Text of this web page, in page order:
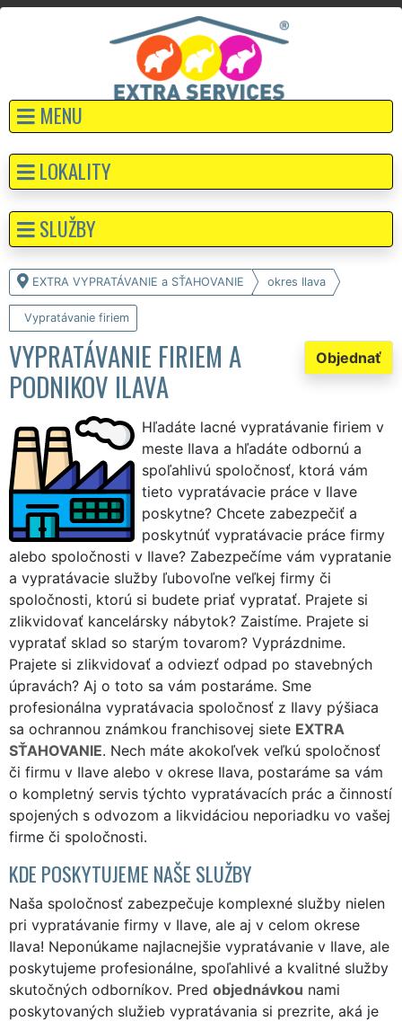
MENU
EXTRA VYPRATÁVANIE a SŤAHOVANIE okres Ilava
Vypratávanie firiem
Objednať
VYPRATÁVANIE FIRIEM A
PODNIKOV ILAVA
Hľadáte lacné vypratávanie firiem v
meste Ilava a hľadáte odbornú a
spoľahlivú spoločnosť, ktorá vám
tieto vypratávacie práce v Ilave
poskytne? Chcete zabezpečiť a
poskytnúť vypratávacie práce firmy
alebo spoločnosti v Ilave? Zabezpečíme vám vypratanie
a vypratávacie služby ľubovoľne veľkej firmy či
spoločnosti, ktorú si budete priať vypratať. Prajete si
zlikvidovať kancelársky nábytok? Zaistíme. Prajete si
vypratať sklad so starým tovarom? Vyprázdnime.
Prajete si zlikvidovať a odviezť odpad po stavebných
úpravách? Aj o toto sa vám postaráme. Sme
profesionálna vypratávacia spoločnosť z Ilavy pýšiaca
sa ochrannou známkou franchisovej siete EXTRA
SŤAHOVANIE. Nech máte akokoľvek veľkú spoločnosť
či firmu v Ilave alebo v okrese Ilava, postaráme sa vám
o kompletný servis týchto vypratávacích prác a činností
spojených s odvozom a likvidáciou neporiadku vo vašej
firme či spoločnosti.
KDE POSKYTUJEME NAŠE SLUŽBY
Naša spoločnosť zabezpečuje komplexné služby nielen
pri vypratávanie firmy v Ilave, ale aj v celom okrese
Ilava! Neponúkame najlacnejšie vypratávanie v Ilave, ale
poskytujeme profesionálne, spoľahlivé a kvalitné služby
skutočných odborníkov. Pred objednávkou nami
poskytovaných služieb vypratávania si prezrite, aká je
LOKALITY
SLUŽBY